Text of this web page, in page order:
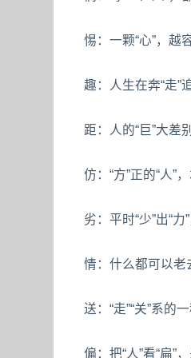
惕：一颗“心”，越
趣：人生在奔“走”
距：人的“巨”大差
仿：“方”正的“人”
劣：平时“少”出“
情：什么都可以老
送：“走”“关”系的
偏：把“人”看“扁”